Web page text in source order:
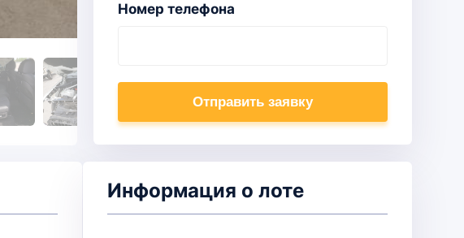
Номер телефона
Отправить заявку
Информация о лоте